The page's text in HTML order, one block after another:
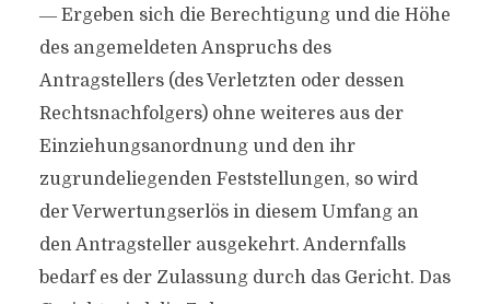
― Ergeben sich die Berechtigung und die Höhe
des angemeldeten Anspruchs des
Antragstellers (des Verletzten oder dessen
Rechtsnachfolgers) ohne weiteres aus der
Einziehungsanordnung und den ihr
zugrundeliegenden Feststellungen, so wird
der Verwertungserlös in diesem Umfang an
den Antragsteller ausgekehrt. Andernfalls
bedarf es der Zulassung durch das Gericht. Das